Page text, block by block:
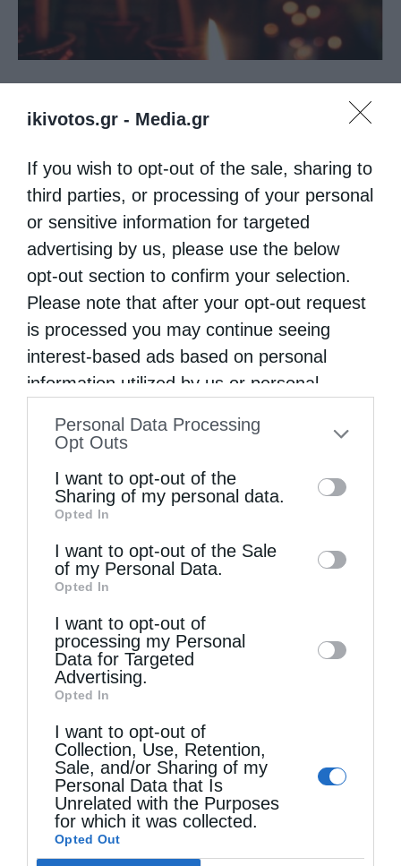
ikivotos.gr - Media.gr
If you wish to opt-out of the sale, sharing to
third parties, or processing of your personal
or sensitive information for targeted
advertising by us, please use the below
opt-out section to confirm your selection.
Please note that after your opt-out request
is processed you may continue seeing
interest-based ads based on personal
information utilized by us or personal
to your opt-out. You may separately opt-out
information by third parties on the IAB’s list
of downstream participants. This
information may also be disclosed by us to
third parties on theIAB’s List of
Downstream Participants
disclose it to other third parties.
Personal Data Processing
Opt Outs
I want to opt-out of the
Sharing of my personal data.
Opted In
I want to opt-out of the Sale
of my Personal Data.
Opted In
I want to opt-out of
processing my Personal
Data for Targeted
Advertising.
Opted In
I want to opt-out of
Collection, Use, Retention,
Sale, and/or Sharing of my
Personal Data that Is
Unrelated with the Purposes
for which it was collected.
Opted Out
εικονοστάσι;
απόchristina 8 Οκτωβρίου 2018
Ήταν παραμονή του Ευαγγελισμού, 24
Μαρτίου του 1942, και ήμασταν στη Δράμα,
στην ιδιαιτέρα μου πατρίδα. Η ξένη κατοχή
ήταν βουλγάρικη. Οι στερήσεις, οι αρρώστιες
και η πείνα είχαν πάρει …